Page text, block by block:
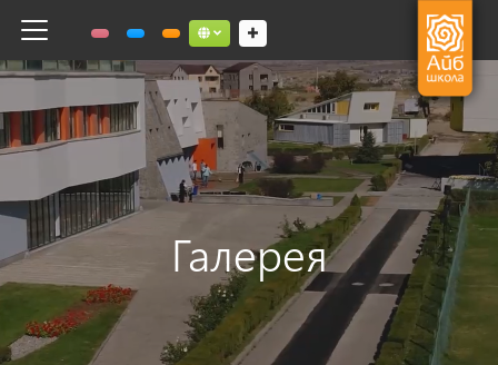
Toggle navigation Social links dropdown button
Галерея